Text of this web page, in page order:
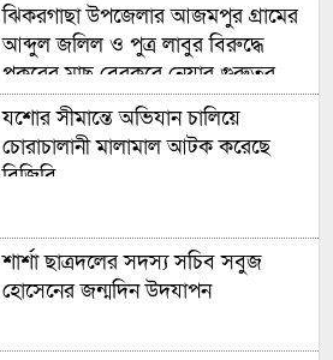
ঝিকরগাছা উপজেলার আজমপুর গ্রামের
আব্দুল জলিল ও পুত্র লাবুর বিরুদ্ধে
পুকুরের মাছ বেরকরে নেয়ার গুরুতর
অভিযোগ উঠেছে
যশোর সীমান্তে অভিযান চালিয়ে
চোরাচালানী মালামাল আটক করেছে
বিজিবি
শার্শা ছাত্রদলের সদস্য সচিব সবুজ
হোসেনের জন্মদিন উদযাপন